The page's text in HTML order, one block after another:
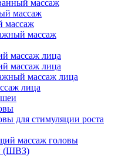
массаж
массаж
массаж
массаж
массаж лица
массаж лица
массаж лица
лица
для стимуляции роста
массаж головы
(ШВЗ)